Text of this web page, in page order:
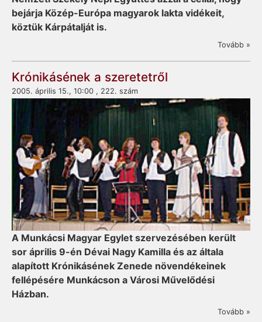
bejárja Közép-Európa magyarok lakta vidékeit,
köztük Kárpátalját is.
Tovább »
Krónikásének a szeretetről
2005. április 15., 10:00 , 222. szám
A Munkácsi Magyar Egylet szervezésében került
sor április 9-én Dévai Nagy Kamilla és az általa
alapított Krónikásének Zenede növendékeinek
fellépésére Munkácson a Városi Művelődési
Házban.
Tovább »